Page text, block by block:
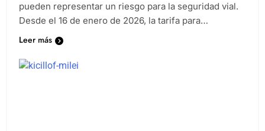
pueden representar un riesgo para la seguridad vial.
Desde el 16 de enero de 2026, la tarifa para…
Leer más